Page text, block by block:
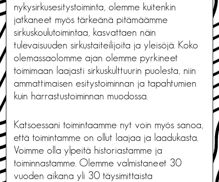
nykysirkusesitystoiminta, olemme kuitenkin
jatkaneet myös tärkeänä pitämäämme
sirkuskoulutoimintaa, kasvattaen näin
tulevaisuuden sirkustaiteilijoita ja yleisöjä. Koko
olemassaolomme ajan olemme pyrkineet
toimimaan laajasti sirkuskulttuurin puolesta, niin
ammattimaisen esitystoiminnan ja tapahtumien
kuin harrastustoiminnan muodossa.
Katsoessani toimintaamme nyt voin myös sanoa,
että toimintamme on ollut laajaa ja laadukasta.
Voimme olla ylpeitä historiastamme ja
toiminnastamme. Olemme valmistaneet 30
vuoden aikana yli 30 täysimittaista